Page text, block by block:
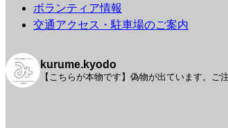
ボランティア情報
交通アクセス・駐車場のご案内
kurume.kyodo
【こちらが本物です】偽物が出ています。ご